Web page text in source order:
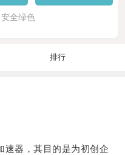
全绿色
排行
器，其目的是为初创企